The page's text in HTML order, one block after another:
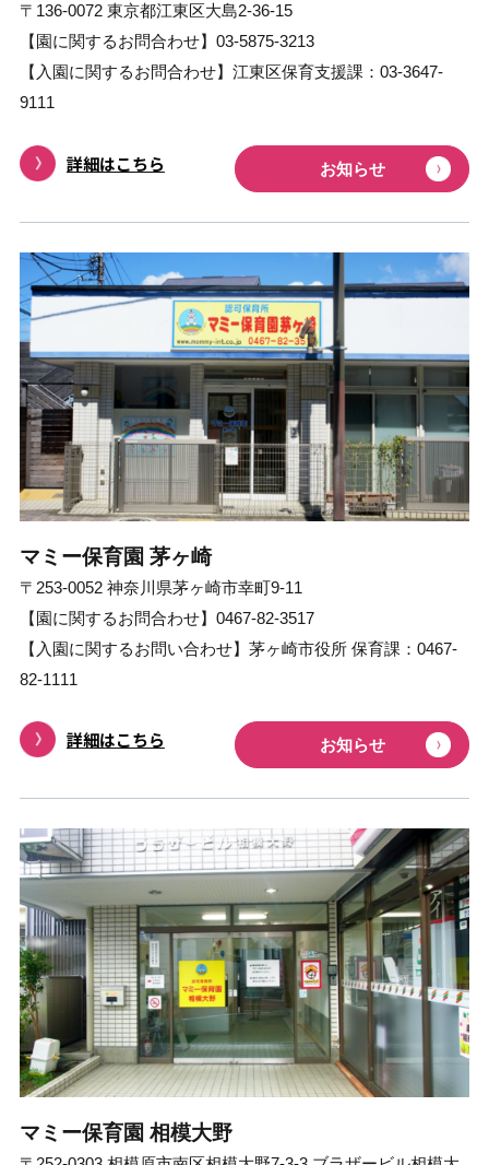
〒136-0072 東京都江東区大島2-36-15
【園に関するお問合わせ】03-5875-3213
【⼊園に関するお問合わせ】江東区保育支援課：03-3647-
9111
詳細はこちら お知らせ
マミー保育園 茅ヶ崎
〒253-0052 神奈川県茅ヶ崎市幸町9-11
【園に関するお問合わせ】0467-82-3517
【入園に関するお問い合わせ】茅ヶ崎市役所 保育課：0467-
82-1111
詳細はこちら お知らせ
マミー保育園 相模大野